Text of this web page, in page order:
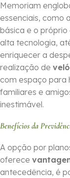
Memoriam
essenciais, como
básica e o
alta tecnologia,
enriquecer a
realização de
com espaço para
familiares e
inestimável.
Benefícios da
A opção por
oferece
antecedência, é